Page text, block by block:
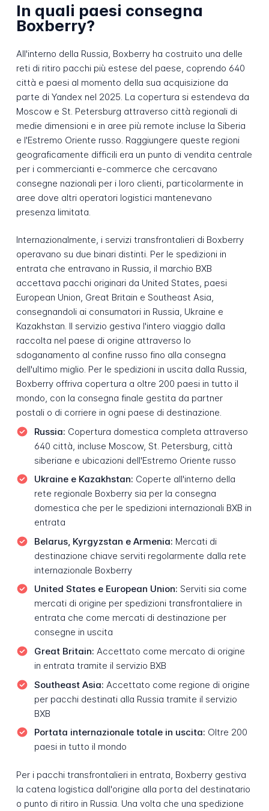
In quali paesi consegna
Boxberry?
All'interno della Russia, Boxberry ha costruito una delle
reti di ritiro pacchi più estese del paese, coprendo 640
città e paesi al momento della sua acquisizione da
parte di Yandex nel 2025. La copertura si estendeva da
Moscow e St. Petersburg attraverso città regionali di
medie dimensioni e in aree più remote incluse la Siberia
e l'Estremo Oriente russo. Raggiungere queste regioni
geograficamente difficili era un punto di vendita centrale
per i commercianti e-commerce che cercavano
consegne nazionali per i loro clienti, particolarmente in
aree dove altri operatori logistici mantenevano
presenza limitata.
Internazionalmente, i servizi transfrontalieri di Boxberry
operavano su due binari distinti. Per le spedizioni in
entrata che entravano in Russia, il marchio BXB
accettava pacchi originari da United States, paesi
European Union, Great Britain e Southeast Asia,
consegnandoli ai consumatori in Russia, Ukraine e
Kazakhstan. Il servizio gestiva l'intero viaggio dalla
raccolta nel paese di origine attraverso lo
sdoganamento al confine russo fino alla consegna
dell'ultimo miglio. Per le spedizioni in uscita dalla Russia,
Boxberry offriva copertura a oltre 200 paesi in tutto il
mondo, con la consegna finale gestita da partner
postali o di corriere in ogni paese di destinazione.
Russia: Copertura domestica completa attraverso
640 città, incluse Moscow, St. Petersburg, città
siberiane e ubicazioni dell'Estremo Oriente russo
Ukraine e Kazakhstan: Coperte all'interno della
rete regionale Boxberry sia per la consegna
domestica che per le spedizioni internazionali BXB in
entrata
Belarus, Kyrgyzstan e Armenia: Mercati di
destinazione chiave serviti regolarmente dalla rete
internazionale Boxberry
United States e European Union: Serviti sia come
mercati di origine per spedizioni transfrontaliere in
entrata che come mercati di destinazione per
consegne in uscita
Great Britain: Accettato come mercato di origine
in entrata tramite il servizio BXB
Southeast Asia: Accettato come regione di origine
per pacchi destinati alla Russia tramite il servizio
BXB
Portata internazionale totale in uscita: Oltre 200
paesi in tutto il mondo
Per i pacchi transfrontalieri in entrata, Boxberry gestiva
la catena logistica dall'origine alla porta del destinatario
o punto di ritiro in Russia. Una volta che una spedizione